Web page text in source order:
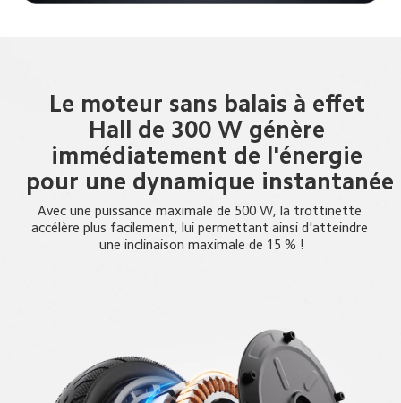
Le moteur sans balais à effet
Hall de 300 W génère
immédiatement de l'énergie
pour une dynamique instantanée
Avec une puissance maximale de 500 W, la trottinette
accélère plus facilement, lui permettant ainsi d'atteindre
une inclinaison maximale de 15 % !